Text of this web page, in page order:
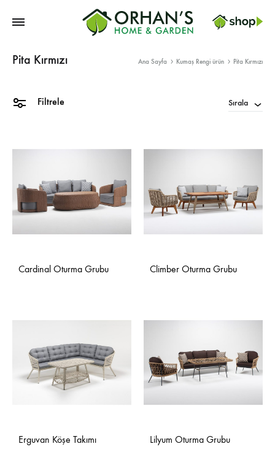
Pita Kırmızı Ana Sayfa Kumaş Rengi ürün Pita Kırmızı
Filtrele Sırala
Cardinal Oturma Grubu Climber Oturma Grubu
Erguvan Köşe Takımı Lilyum Oturma Grubu